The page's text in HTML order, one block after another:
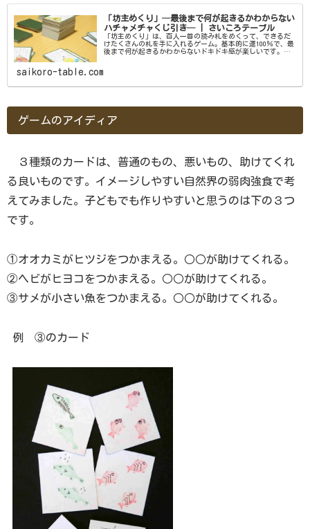
「坊主めくり」─最後まで何が起きるかわからない
ハチャメチャくじ引き─ | さいころテーブル
「坊主めくり」は、百人一首の読み札をめくって、できるだ
けたくさんの札を手に入れるゲーム。基本的に運100％で、最
後まで何が起きるかわからないドキドキ感が楽しいです。ゲ
saikoro-table.com
ゲームのアイディア
３種類のカードは、普通のもの、悪いもの、助けてくれ
る良いものです。イメージしやすい自然界の弱肉強食で考
えてみました。子どもでも作りやすいと思うのは下の３つ
です。
①オオカミがヒツジをつかまえる。○○が助けてくれる。
②ヘビがヒヨコをつかまえる。○○が助けてくれる。
③サメが小さい魚をつかまえる。○○が助けてくれる。
例 ③のカード